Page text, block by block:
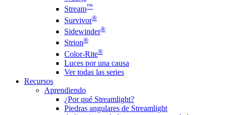
Stream™
Survivor®
Sidewinder®
Strion®
Color-Rite®
Luces por una causa
Ver todas las series
Recursos
Aprendiendo
¿Por qué Streamlight?
Piedras angulares de Streamlight